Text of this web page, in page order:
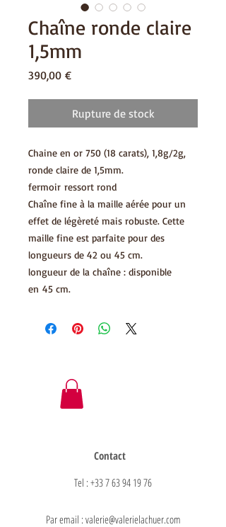
Chaîne ronde claire
1,5mm
390,00 €Prix
Rupture de stock
Chaine en or 750 (18 carats), 1,8g/2g,
ronde claire de 1,5mm.
fermoir ressort rond
Chaîne fine à la maille aérée pour un
effet de légèreté mais robuste. Cette
maille fine est parfaite pour des
longueurs de 42 ou 45 cm.
longueur de la chaîne : disponible
en 45 cm.
Contact
Tel : +33 7 63 94 19 76
Par email : valerie@valerielachuer.com